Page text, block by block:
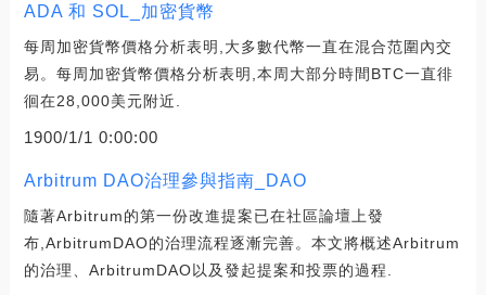
ADA 和 SOL_加密貨幣
每周加密貨幣價格分析表明,大多數代幣一直在混合范圍內交
易。每周加密貨幣價格分析表明,本周大部分時間BTC一直徘
徊在28,000美元附近.
1900/1/1 0:00:00
Arbitrum DAO治理參與指南_DAO
隨著Arbitrum的第一份改進提案已在社區論壇上發
布,ArbitrumDAO的治理流程逐漸完善。本文將概述Arbitrum
的治理、ArbitrumDAO以及發起提案和投票的過程.